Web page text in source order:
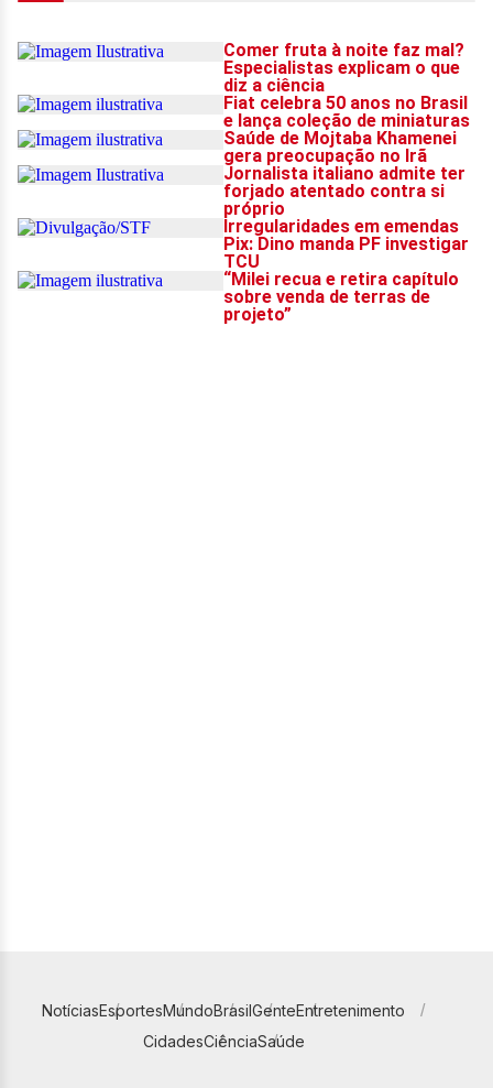
NotíciasEsportesMundoBrasilGenteEntretenimento
CidadesCiênciaSaúde